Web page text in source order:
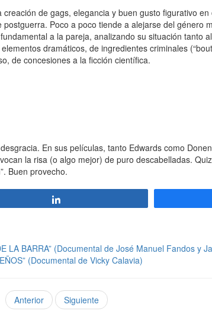
de gags, elegancia y buen gusto figurativo
Poco a poco tiende a alejarse del género
a la pareja, analizando su situación tanto
dramáticos, de ingredientes criminales
de concesiones a la ficción científica.
En sus películas, tanto Edwards como
la risa (o algo mejor) de puro descabelladas.
Buen provecho.
LA BARRA” (Documental de José Manuel Fandos y
(Documental de Vicky Calavia)
Anterior Siguiente